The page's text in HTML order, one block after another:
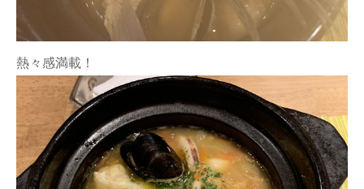
熱々感満載！